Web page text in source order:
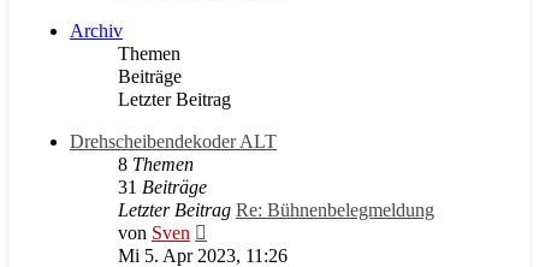
Archiv
Themen
Beiträge
Letzter Beitrag
Drehscheibendekoder ALT
8 Themen
31 Beiträge
Letzter Beitrag Re: Bühnenbelegmeldung
von Sven
Beitrag
Mi 5. Apr 2023, 11:26